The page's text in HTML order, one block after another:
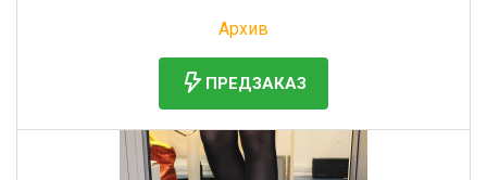
Архив
ПРЕДЗАКАЗ